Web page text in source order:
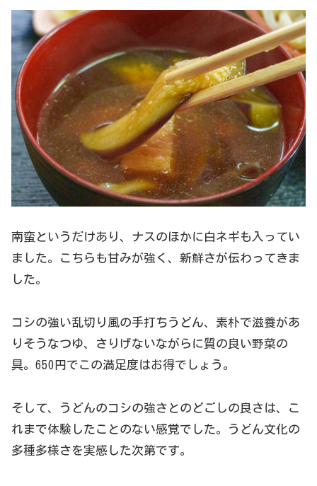
南蛮というだけあり、ナスのほかに白ネギも入ってい
ました。こちらも甘みが強く、新鮮さが伝わってきま
した。
コシの強い乱切り風の手打ちうどん、素朴で滋養があ
りそうなつゆ、さりげないながらに質の良い野菜の
具。650円でこの満足度はお得でしょう。
そして、うどんのコシの強さとのどごしの良さは、こ
れまで体験したことのない感覚でした。うどん文化の
多種多様さを実感した次第です。